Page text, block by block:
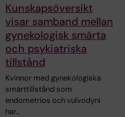
Kunskapsöversikt
visar samband mellan
gynekologisk smärta
och psykiatriska
tillstånd
Kvinnor med gynekologiska
smärttillstånd som
endometrios och vulvodyni
har…